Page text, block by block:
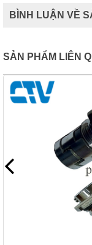
BÌNH LUẬN VỀ
SẢN PHẨM LIÊN